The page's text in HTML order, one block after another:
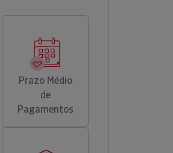
Prazo Médio
de
Pagamentos